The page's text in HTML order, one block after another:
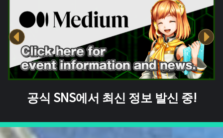
공식 SNS에서 최신 정보 발신 중!